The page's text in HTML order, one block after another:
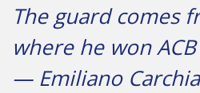
The guard comes
where he won
— Emiliano